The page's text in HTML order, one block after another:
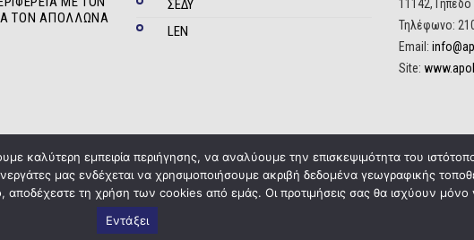
ΤΟΝ ΑΠΌΛΛΩΝΑ
ΣΕΔΥ
LEN
11142,
Τηλέφωνο:
Email:
Site:
© 2020ΓΣ Απόλλων ΣμύρνηςPowered byFive Media
καλύτερη εμπειρία περιήγησης, να αναλύουμε την επισκεψιμότητα του
μας ενδέχεται να χρησιμοποιήσουμε ακριβή δεδομένα γεωγραφικής
αποδέχεστε τη χρήση των cookies από εμάς. Οι προτιμήσεις σας θα ισχύουν μόνο
Εντάξει